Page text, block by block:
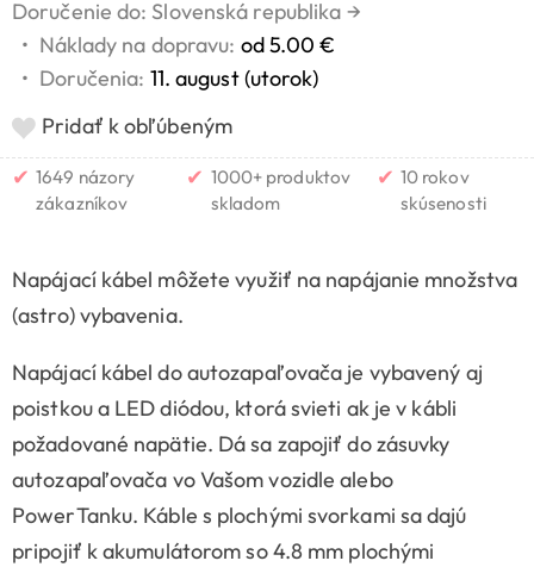
Doručenie do: Slovenská republika →
• Náklady na dopravu: od 5.00 €
• Doručenia: 11. august (utorok)
Pridať k obľúbeným
✔ 1649 názory
zákazníkov
✔ 1000+ produktov
skladom
✔ 10 rokov
skúsenosti
Napájací kábel môžete využiť na napájanie množstva
(astro) vybavenia.
Napájací kábel do autozapaľovača je vybavený aj
poistkou a LED diódou, ktorá svieti ak je v kábli
požadované napätie. Dá sa zapojiť do zásuvky
autozapaľovača vo Vašom vozidle alebo
PowerTanku. Káble s plochými svorkami sa dajú
pripojiť k akumulátorom so 4.8 mm plochými